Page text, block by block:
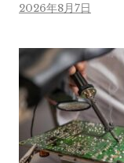
2026年8月7日